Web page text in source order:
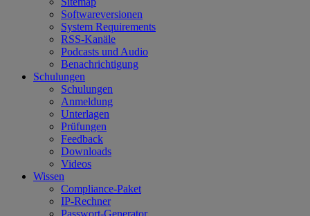
Softwareversionen
System Requirements
RSS-Kanäle
Podcasts und Audio
Benachrichtigung
Schulungen
Schulungen
Anmeldung
Unterlagen
Prüfungen
Feedback
Downloads
Videos
Wissen
Compliance-Paket
IP-Rechner
Passwort-Generator